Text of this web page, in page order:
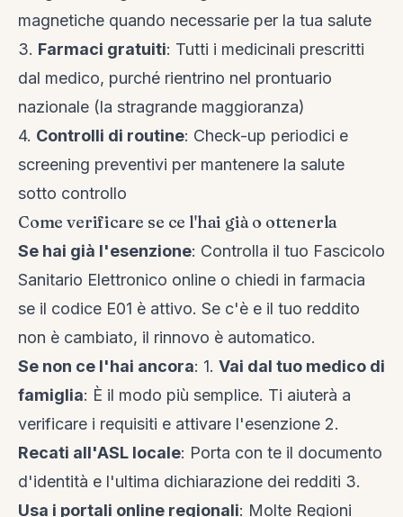
magnetiche quando necessarie per la tua salute
3. Farmaci gratuiti: Tutti i medicinali prescritti
dal medico, purché rientrino nel prontuario
nazionale (la stragrande maggioranza)
4. Controlli di routine: Check-up periodici e
screening preventivi per mantenere la salute
sotto controllo
Come verificare se ce l'hai già o ottenerla
Se hai già l'esenzione: Controlla il tuo Fascicolo
Sanitario Elettronico online o chiedi in farmacia
se il codice E01 è attivo. Se c'è e il tuo reddito
non è cambiato, il rinnovo è automatico.
Se non ce l'hai ancora: 1. Vai dal tuo medico di
famiglia: È il modo più semplice. Ti aiuterà a
verificare i requisiti e attivare l'esenzione 2.
Recati all'ASL locale: Porta con te il documento
d'identità e l'ultima dichiarazione dei redditi 3.
Usa i portali online regionali: Molte Regioni